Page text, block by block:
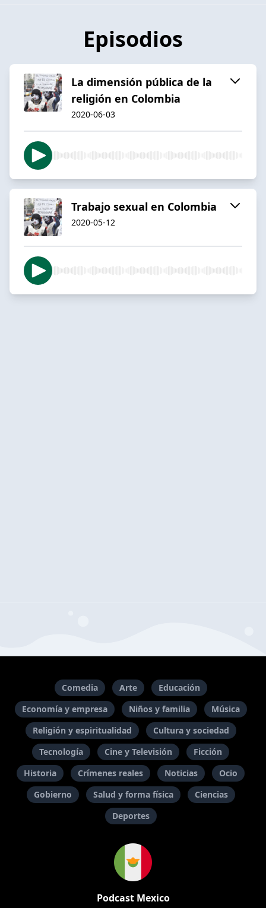
Episodios
La dimensión pública de la
religión en Colombia
2020-06-03
Trabajo sexual en Colombia
2020-05-12
Comedia Arte
Educación
Economía y empresa
Niños y familia
Música
Religión y espiritualidad
Cultura y sociedad
Tecnología
Cine y Televisión
Ficción
Historia
Crímenes reales Noticias
Ocio
Gobierno
Salud y forma física
Ciencias
Deportes
Podcast Mexico